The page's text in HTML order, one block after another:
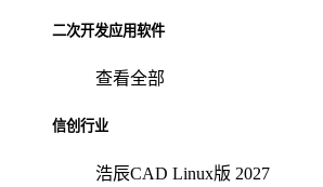
二次开发应用软件
查看全部
信创行业
浩辰CAD Linux版 2027